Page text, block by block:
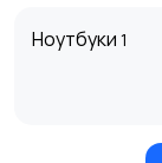
Ноутбуки 1